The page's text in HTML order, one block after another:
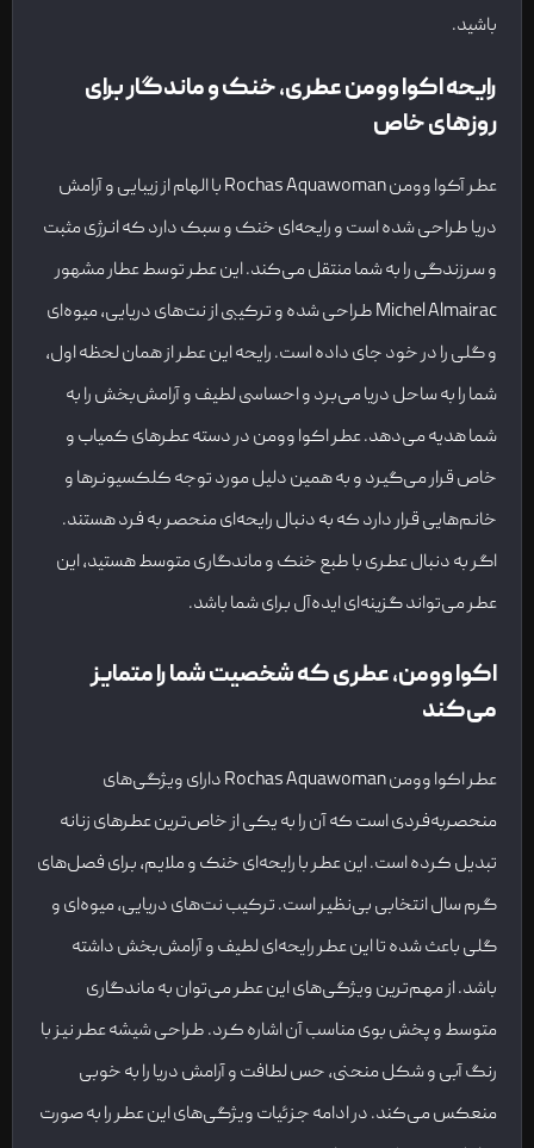
باشید.
رایحه اکوا وومن عطری، خنک و ماندگار برای
روزهای خاص
عطر آکوا وومن Rochas Aquawoman با الهام از زیبایی و آرامش
دریا طراحی شده است و رایحه‌ای خنک و سبک دارد که انرژی مثبت
و سرزندگی را به شما منتقل می‌کند. این عطر توسط عطار مشهور
Michel Almairac طراحی شده و ترکیبی از نت‌های دریایی، میوه‌ای
و گلی را در خود جای داده است. رایحه این عطر از همان لحظه اول،
شما را به ساحل دریا می‌برد و احساسی لطیف و آرامش‌بخش را به
شما هدیه می‌دهد. عطر اکوا وومن در دسته عطرهای کمیاب و
خاص قرار می‌گیرد و به همین دلیل مورد توجه کلکسیونرها و
خانم‌هایی قرار دارد که به دنبال رایحه‌ای منحصر به فرد هستند.
اگر به دنبال عطری با طبع خنک و ماندگاری متوسط هستید، این
عطر می‌تواند گزینه‌ای ایده‌آل برای شما باشد.
اکوا وومن،عطری که شخصیت شما را متمایز
می‌کند
عطر اکوا وومن Rochas Aquawoman دارای ویژگی‌های
منحصربه‌فردی است که آن را به یکی از خاص‌ترین عطرهای زنانه
تبدیل کرده است. این عطر با رایحه‌ای خنک و ملایم، برای فصل‌های
گرم سال انتخابی بی‌نظیر است. ترکیب نت‌های دریایی، میوه‌ای و
گلی باعث شده تا این عطر رایحه‌ای لطیف و آرامش‌بخش داشته
باشد. از مهم‌ترین ویژگی‌های این عطر می‌توان به ماندگاری
متوسط و پخش بوی مناسب آن اشاره کرد. طراحی شیشه عطر نیز با
رنگ آبی و شکل منحنی، حس لطافت و آرامش دریا را به خوبی
منعکس می‌کند. در ادامه جزئیات ویژگی‌های این عطر را به صورت